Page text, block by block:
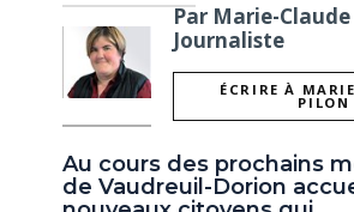
Par Marie-
Journaliste
ÉCRIRE À
PILON
Au cours des prochains
de Vaudreuil-Dorion